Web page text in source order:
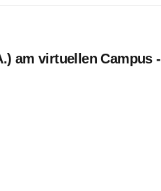
am virtuellen Campus -